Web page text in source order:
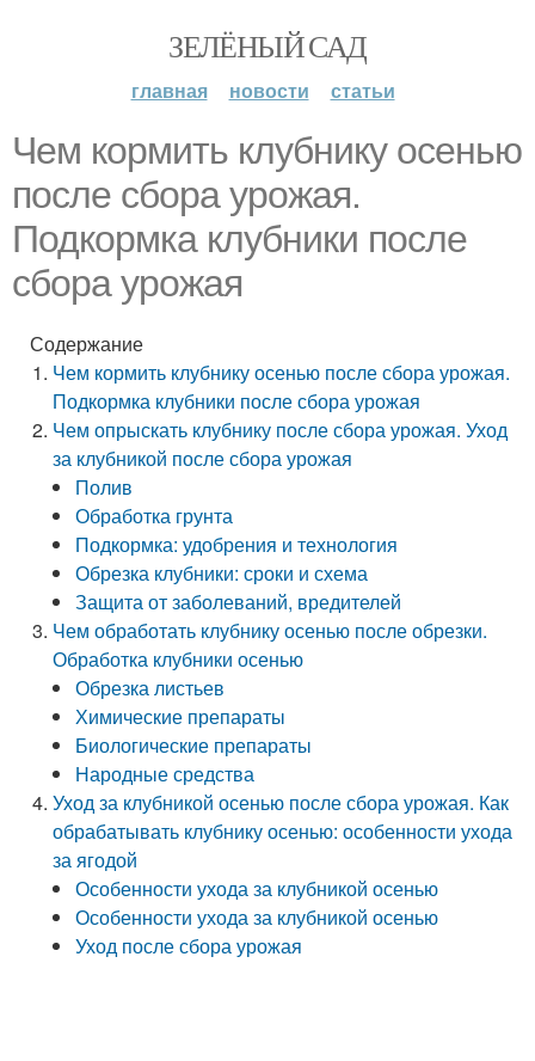
ЗЕЛЁНЫЙ САД
главная новости статьи
Чем кормить клубнику осенью
после сбора урожая.
Подкормка клубники после
сбора урожая
Содержание
Чем кормить клубнику осенью после сбора урожая.
Подкормка клубники после сбора урожая
Чем опрыскать клубнику после сбора урожая. Уход
за клубникой после сбора урожая
Полив
Обработка грунта
Подкормка: удобрения и технология
Обрезка клубники: сроки и схема
Защита от заболеваний, вредителей
Чем обработать клубнику осенью после обрезки.
Обработка клубники осенью
Обрезка листьев
Химические препараты
Биологические препараты
Народные средства
Уход за клубникой осенью после сбора урожая. Как
обрабатывать клубнику осенью: особенности ухода
за ягодой
Особенности ухода за клубникой осенью
Особенности ухода за клубникой осенью
Уход после сбора урожая